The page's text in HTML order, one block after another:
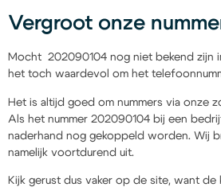
Vergroot onze
Mocht 202090104 nog niet bekend zijn
het toch waardevol om het
Het is altijd goed om nummers via onze
Als het nummer 202090104 bij een
naderhand nog gekoppeld worden. Wij
namelijk voortdurend uit.
Kijk gerust dus vaker op de site, want de